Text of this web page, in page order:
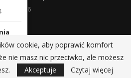
2026
- All Right Reserved.
w
cookie, aby poprawić komfort
nie masz nic przeciwko, ale możesz
Akceptuje Czytaj więcej